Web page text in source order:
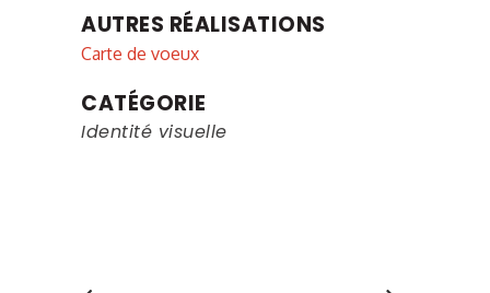
AUTRES RÉALISATIONS
Carte de voeux
CATÉGORIE
Identité visuelle